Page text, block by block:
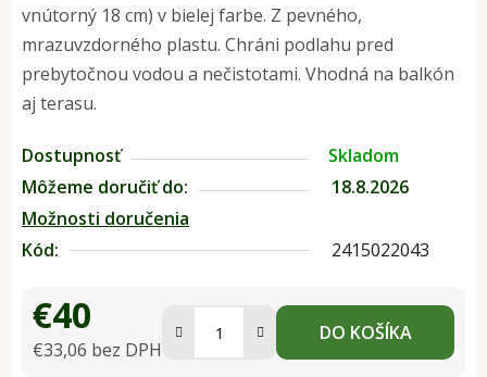
vnútorný 18 cm) v bielej farbe. Z pevného,
mrazuvzdorného plastu. Chráni podlahu pred
prebytočnou vodou a nečistotami. Vhodná na balkón
aj terasu.
Dostupnosť
Skladom
Môžeme doručiť do:
18.8.2026
Možnosti doručenia
Kód:
2415022043
€40
€33,06 bez DPH
DO KOŠÍKA